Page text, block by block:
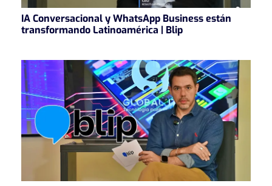
IA Conversacional y WhatsApp Business están
transformando Latinoamérica | Blip